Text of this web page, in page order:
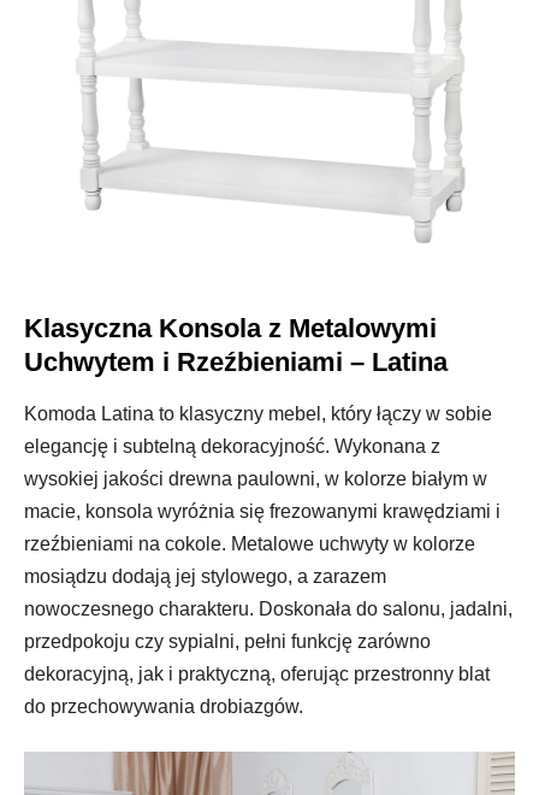
Klasyczna Konsola z Metalowymi
Uchwytem i Rzeźbieniami – Latina
Komoda Latina to klasyczny mebel, który łączy w sobie
elegancję i subtelną dekoracyjność. Wykonana z
wysokiej jakości drewna paulowni, w kolorze białym w
macie, konsola wyróżnia się frezowanymi krawędziami i
rzeźbieniami na cokole. Metalowe uchwyty w kolorze
mosiądzu dodają jej stylowego, a zarazem
nowoczesnego charakteru. Doskonała do salonu, jadalni,
przedpokoju czy sypialni, pełni funkcję zarówno
dekoracyjną, jak i praktyczną, oferując przestronny blat
do przechowywania drobiazgów.